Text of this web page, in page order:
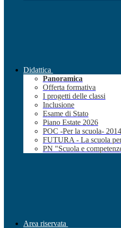
Didattica
Panoramica
Offerta formativa
I progetti delle classi
Inclusione
Esame di Stato
Piano Estate 2026
POC -Per la scuola-
FUTURA - La scuola
PN "Scuola e
Area riservata